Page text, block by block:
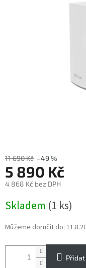
5
11 690 Kč –49 %
5 890 Kč
4 868 Kč bez DPH
cena:
Skladem (1 ks)
Můžeme doručit do: